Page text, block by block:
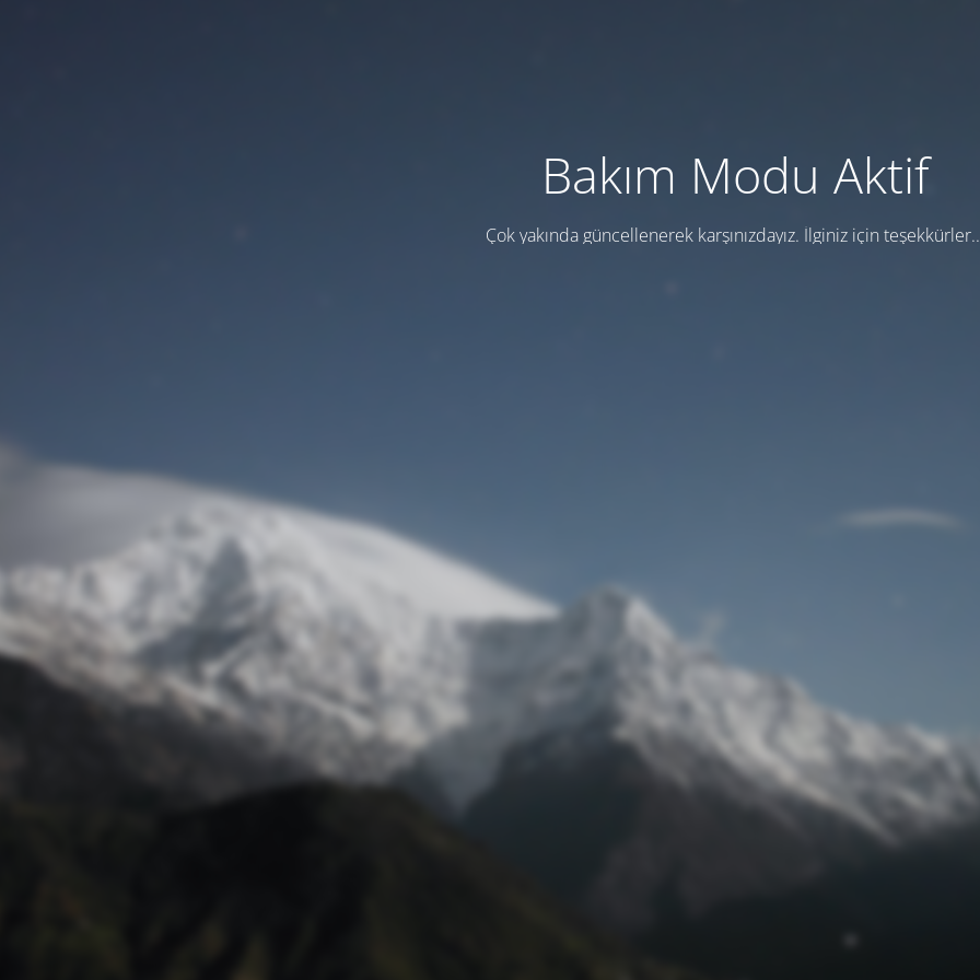
Bakım Modu Aktif
Çok yakında güncellenerek karşınızdayız. İlginiz için